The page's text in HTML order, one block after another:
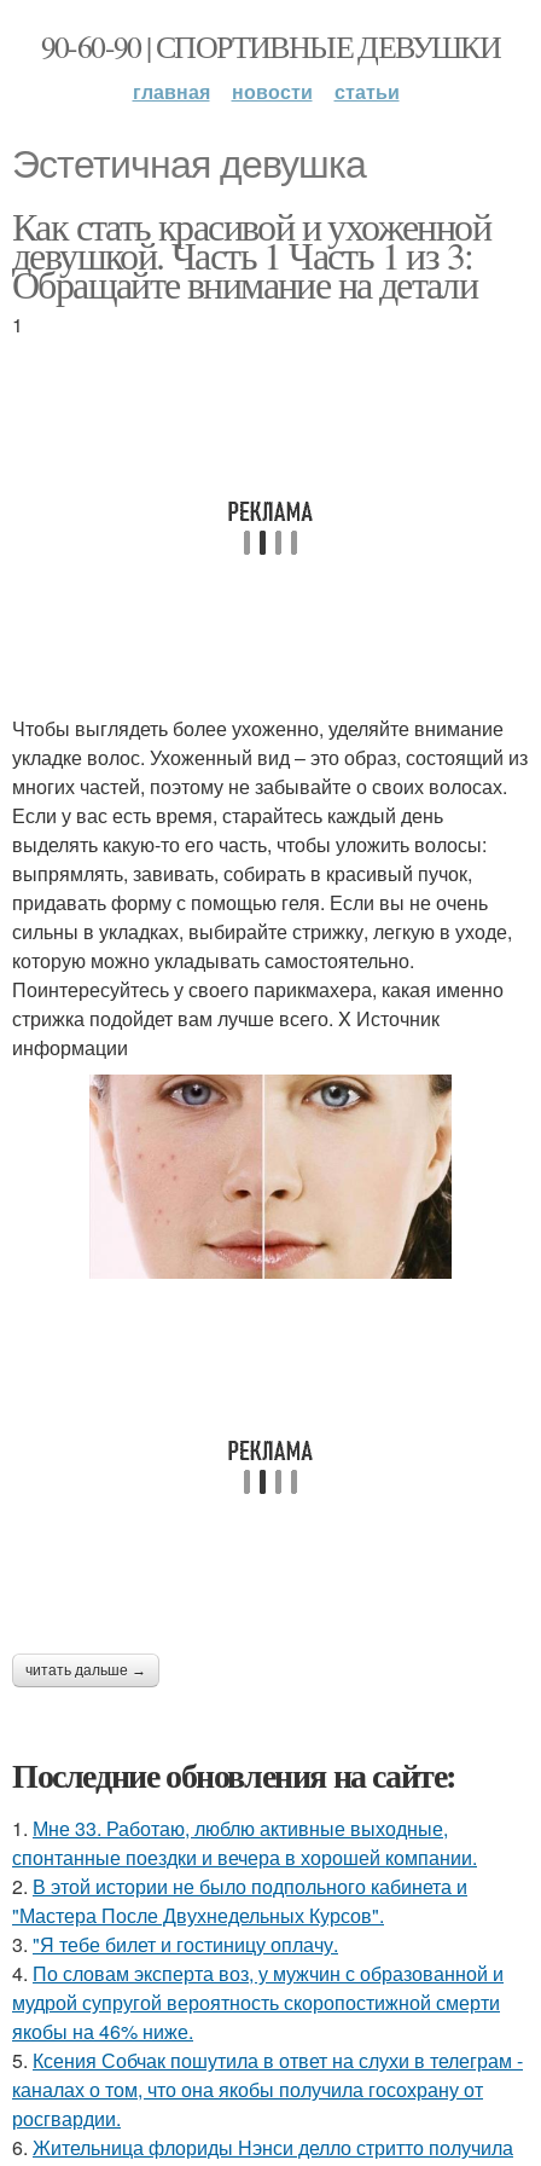
90-60-90 | СПОРТИВНЫЕ ДЕВУШКИ
главная новости статьи
Эстетичная девушка
Как стать красивой и ухоженной
девушкой. Часть 1 Часть 1 из 3:
Обращайте внимание на детали
1
Чтобы выглядеть более ухоженно, уделяйте внимание
укладке волос. Ухоженный вид – это образ, состоящий из
многих частей, поэтому не забывайте о своих волосах.
Если у вас есть время, старайтесь каждый день
выделять какую-то его часть, чтобы уложить волосы:
выпрямлять, завивать, собирать в красивый пучок,
придавать форму с помощью геля. Если вы не очень
сильны в укладках, выбирайте стрижку, легкую в уходе,
которую можно укладывать самостоятельно.
Поинтересуйтесь у своего парикмахера, какая именно
стрижка подойдет вам лучше всего. X Источник
информации
читать дальше →
Последние обновления на сайте:
1. Мне 33. Работаю, люблю активные выходные,
спонтанные поездки и вечера в хорошей компании.
2. В этой истории не было подпольного кабинета и
"Мастера После Двухнедельных Курсов".
3. "Я тебе билет и гостиницу оплачу.
4. По словам эксперта воз, у мужчин с образованной и
мудрой супругой вероятность скоропостижной смерти
якобы на 46% ниже.
5. Ксения Собчак пошутила в ответ на слухи в телеграм -
каналах о том, что она якобы получила госохрану от
росгвардии.
6. Жительница флориды Нэнси делло стритто получила